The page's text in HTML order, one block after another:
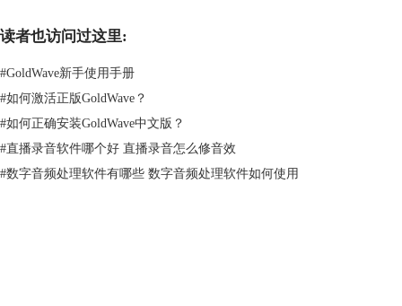
口。
读者也访问过这里:
#GoldWave新手使用手册
#如何激活正版GoldWave？
#如何正确安装GoldWave中文版？
#直播录音软件哪个好 直播录音怎么修音效
#数字音频处理软件有哪些 数字音频处理软件如何使用